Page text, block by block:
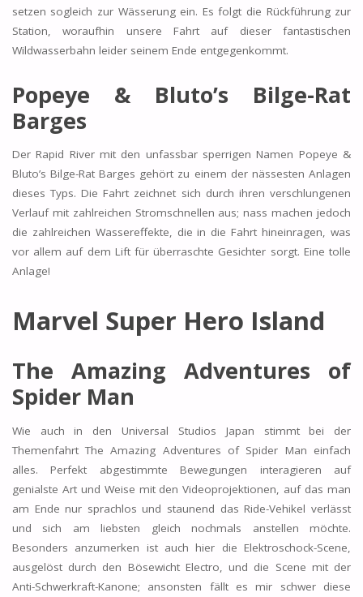
setzen sogleich zur Wässerung ein. Es folgt die Rückführung zur
Station, woraufhin unsere Fahrt auf dieser fantastischen
Wildwasserbahn leider seinem Ende entgegenkommt.
Popeye & Bluto’s Bilge-Rat
Barges
Der Rapid River mit den unfassbar sperrigen Namen Popeye &
Bluto’s Bilge-Rat Barges gehört zu einem der nässesten Anlagen
dieses Typs. Die Fahrt zeichnet sich durch ihren verschlungenen
Verlauf mit zahlreichen Stromschnellen aus; nass machen jedoch
die zahlreichen Wassereffekte, die in die Fahrt hineinragen, was
vor allem auf dem Lift für überraschte Gesichter sorgt. Eine tolle
Anlage!
Marvel Super Hero Island
The Amazing Adventures of
Spider Man
Wie auch in den Universal Studios Japan stimmt bei der
Themenfahrt The Amazing Adventures of Spider Man einfach
alles. Perfekt abgestimmte Bewegungen interagieren auf
genialste Art und Weise mit den Videoprojektionen, auf das man
am Ende nur sprachlos und staunend das Ride-Vehikel verlässt
und sich am liebsten gleich nochmals anstellen möchte.
Besonders anzumerken ist auch hier die Elektroschock-Scene,
ausgelöst durch den Bösewicht Electro, und die Scene mit der
Anti-Schwerkraft-Kanone; ansonsten fällt es mir schwer diese